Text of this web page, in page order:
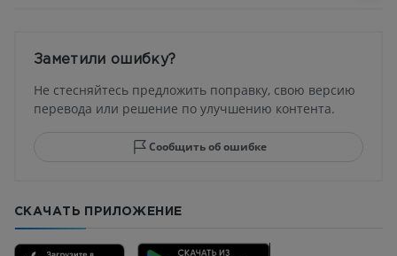
Заметили ошибку?
Не стесняйтесь предложить поправку, свою версию
перевода или решение по улучшению контента.
Сообщить об ошибке
СКАЧАТЬ ПРИЛОЖЕНИЕ